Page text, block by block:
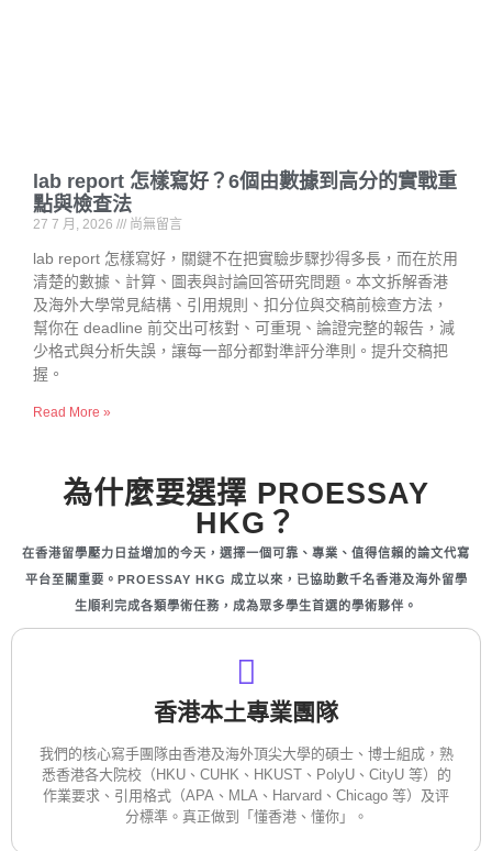
lab report 怎樣寫好？6個由數據到高分的實戰重
點與檢查法
27 7 月, 2026 尚無留言
lab report 怎樣寫好，關鍵不在把實驗步驟抄得多長，而在於用
清楚的數據、計算、圖表與討論回答研究問題。本文拆解香港
及海外大學常見結構、引用規則、扣分位與交稿前檢查方法，
幫你在 deadline 前交出可核對、可重現、論證完整的報告，減
少格式與分析失誤，讓每一部分都對準評分準則。提升交稿把
握。
Read More »
為什麼要選擇 PROESSAY
HKG？
在香港留學壓力日益增加的今天，選擇一個可靠、專業、值得信賴的論文代寫
平台至關重要。PROESSAY HKG 成立以來，已協助數千名香港及海外留學
生順利完成各類學術任務，成為眾多學生首選的學術夥伴。
香港本土專業團隊
我們的核心寫手團隊由香港及海外頂尖大學的碩士、博士組成，熟
悉香港各大院校（HKU、CUHK、HKUST、PolyU、CityU 等）的
作業要求、引用格式（APA、MLA、Harvard、Chicago 等）及评
分標準。真正做到「懂香港、懂你」。